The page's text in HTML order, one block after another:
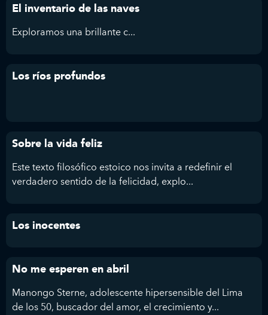
El inventario de las naves
Exploramosuna brillante c...
Los ríos profundos
Sobre la vida feliz
Este texto filosófico estoico nos invita a redefinir el
verdadero sentido de la felicidad, explo...
Los inocentes
No me esperen en abril
Manongo Sterne, adolescente hipersensible del Lima
de los 50, buscador del amor, el crecimiento y...